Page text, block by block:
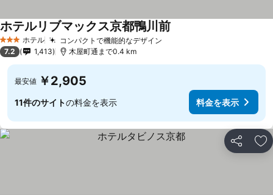
3 ホテルのランク
ホテル コンパクトで機能的なデザイン
ホテルリブマックス京都鴨川前
7.2 1,413 木屋町通まで0.4 km
最安値 ￥2,905
11件のサイトの料金を表示 料金を表示
シェア お